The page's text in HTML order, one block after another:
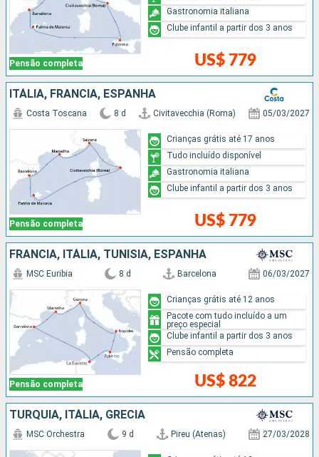
Pensão completa US$ 779
Gastronomia italiana
Clube infantil a partir dos 3 anos
ITÁLIA, FRANCIA, ESPANHA
Pensão completa
Costa Toscana 8 d Civitavecchia (Roma) 05/03/2027
US$ 779
Crianças grátis até 17 anos
Tudo incluído disponível
Gastronomia italiana
Clube infantil a partir dos 3 anos
FRANCIA, ITÁLIA, TUNÍSIA, ESPANHA
Pensão completa
MSC Euribia 8 d Barcelona 06/03/2027
US$ 822
Crianças grátis até 12 anos
Pacote com tudo incluído a um
preço especial
Clube infantil a partir dos 3 anos
Pensão completa
TURQUIA, ITÁLIA, GRÉCIA
MSC Orchestra 9 d Pireu (Atenas) 27/03/2028